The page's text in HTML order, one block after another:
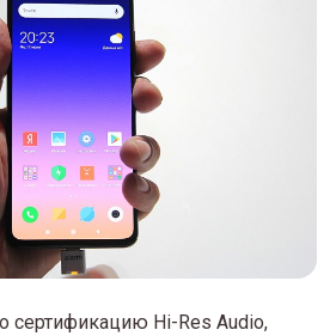
сертификацию Hi-Res Audio,